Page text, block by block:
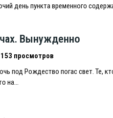
день пункта временного
Вынужденно
просмотров
под Рождество погас свет. Те,
на…